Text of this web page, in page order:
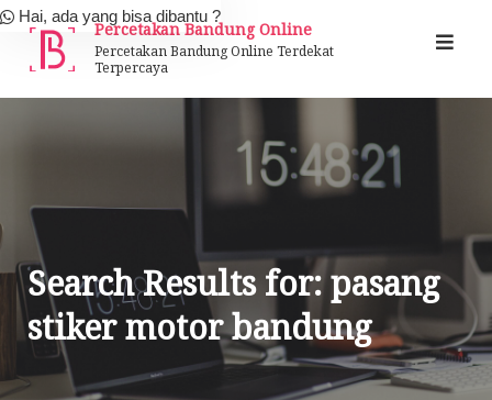
Skip
content
Percetakan Bandung Online
Percetakan Bandung Online Terdekat
Terpercaya
Search Results for:pasang
stiker motor bandung
Hai, ada yang bisa dibantu ?